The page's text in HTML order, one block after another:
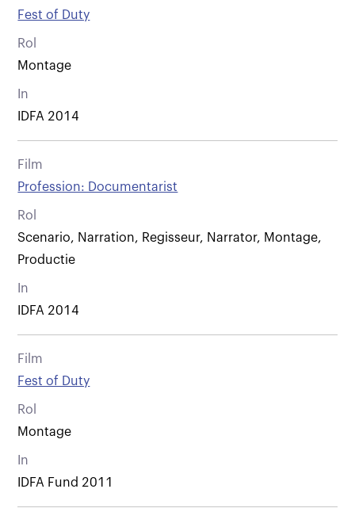
Fest of Duty
Rol
Montage
In
IDFA 2014
Film
Profession: Documentarist
Rol
Scenario, Narration, Regisseur, Narrator, Montage,
Productie
In
IDFA 2014
Film
Fest of Duty
Rol
Montage
In
IDFA Fund 2011